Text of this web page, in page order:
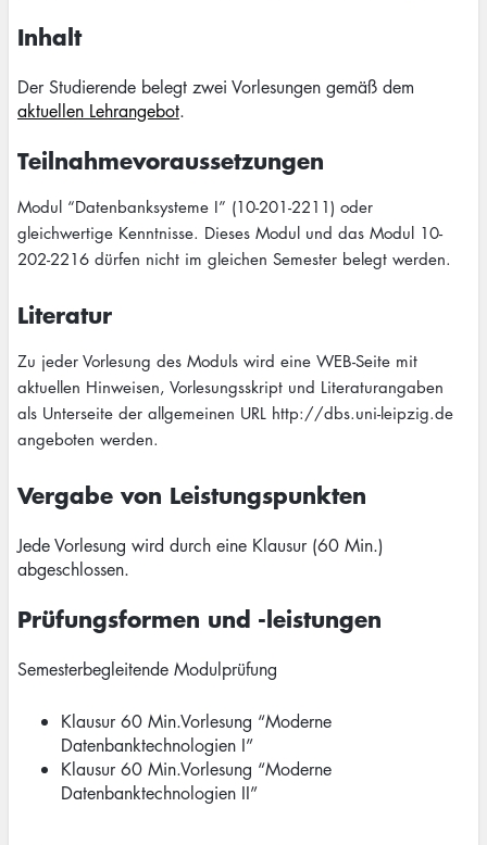
Inhalt
Der Studierende belegt zwei Vorlesungen gemäß dem
aktuellen Lehrangebot.
Teilnahmevoraussetzungen
Modul “Datenbanksysteme I” (10-201-2211) oder
gleichwertige Kenntnisse. Dieses Modul und das Modul 10-
202-2216 dürfen nicht im gleichen Semester belegt werden.
Literatur
Zu jeder Vorlesung des Moduls wird eine WEB-Seite mit
aktuellen Hinweisen, Vorlesungsskript und Literaturangaben
als Unterseite der allgemeinen URL http://dbs.uni-leipzig.de
angeboten werden.
Vergabe von Leistungspunkten
Jede Vorlesung wird durch eine Klausur (60 Min.)
abgeschlossen.
Prüfungsformen und -leistungen
Semesterbegleitende Modulprüfung
Klausur 60 Min.Vorlesung “Moderne
Datenbanktechnologien I”
Klausur 60 Min.Vorlesung “Moderne
Datenbanktechnologien II”